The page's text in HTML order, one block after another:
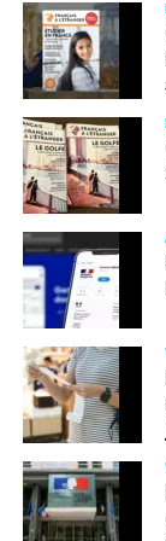
Août :
Du 11 au 16
du livre du
valorisant la
local.
danse
Les 19 et 26
contemporaine
française. Une
récemment
un spectacle
illustrant la